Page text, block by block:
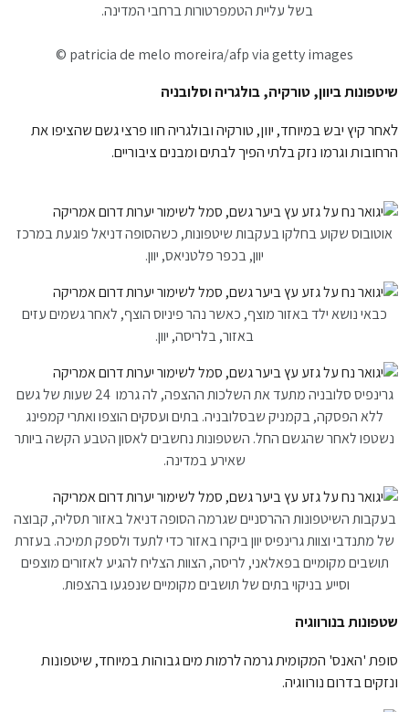
בשל עליית הטמפרטורות ברחבי המדינה.
patricia de melo moreira/afp via getty images ©
שיטפונות ביוון, טורקיה, בולגריה וסלובניה
לאחר קיץ יבש במיוחד, יוון, טורקיה ובולגריה חוו פרצי גשם שהציפו את
הרחובות וגרמו נזק בלתי הפיך לבתים ומבנים ציבוריים.
אוטובוס שקוע בחלקו בעקבות שיטפונות, כשהסופה דניאל פוגעת במרכז
יוון, בכפר פלטניאס, יוון.
כבאי נושא ילד באזור מוצף, כאשר נהר פיניוס הוצף, לאחר גשמים עזים
באזור, בלריסה, יוון.
גרינפיס סלובניה מתעד את השלכות ההצפה, לה גרמו 24 שעות של גשם
ללא הפסקה, בקמניק שבסלובניה. בתים ועסקים הוצפו ואתרי קמפינג
נשטפו לאחר שהגשם החל. השטפונות נחשבים לאסון הטבע הקשה ביותר
שאירע במדינה.
בעקבות השיטפונות ההרסניים שגרמה הסופה דניאל באזור תסליה, קבוצה
של מתנדבי וצוות גרינפיס יוון ביקרו באזור כדי לתעד ולספק תמיכה. בעזרת
תושבים מקומיים בפאלאני, לריסה, הצוות הצליח להגיע לאזורים מוצפים
וסייע בניקוי בתים של תושבים מקומיים שנפגעו בהצפות.
שטפונות בנורווגיה
סופת 'האנס' המקומית גרמה לרמות מים גבוהות במיוחד, שיטפונות
ונזקים בדרום נורווגיה.